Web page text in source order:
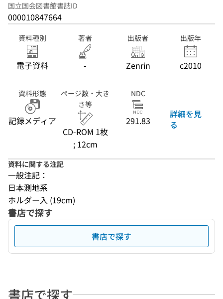
国立国会図書館書誌ID
000010847664
資料種別
電子資料
著者
-
出版者
Zenrin
出版年
c2010
資料形態
記録メディア
ページ数・大き
さ等
CD-ROM 1枚
; 12cm
NDC
291.83
詳細を見
る
資料に関する注記
一般注記：
日本測地系
ホルダー入 (19cm)
書店で探す
書店で探す
書店で探す